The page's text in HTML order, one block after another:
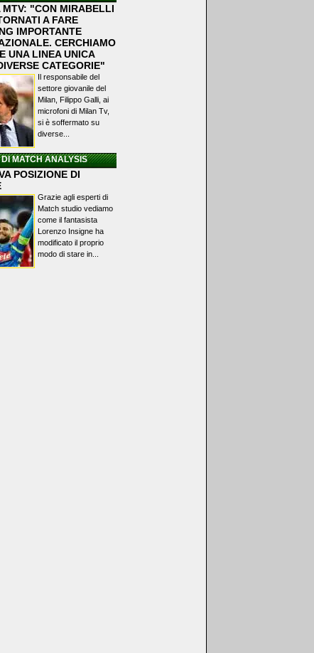
MTV: "CON MIRABELLI
A FARE
IMPORTANTE
CERCHIAMO
UNA LINEA UNICA
CATEGORIE"
Il responsabile del
settore giovanile del
Milan, Filippo Galli, ai
microfoni di Milan Tv,
si è soffermato su
diverse...
MATCH ANALYSIS
POSIZIONE DI
Grazie agli esperti di
Match studio vediamo
come il fantasista
Lorenzo Insigne ha
modificato il proprio
modo di stare in...